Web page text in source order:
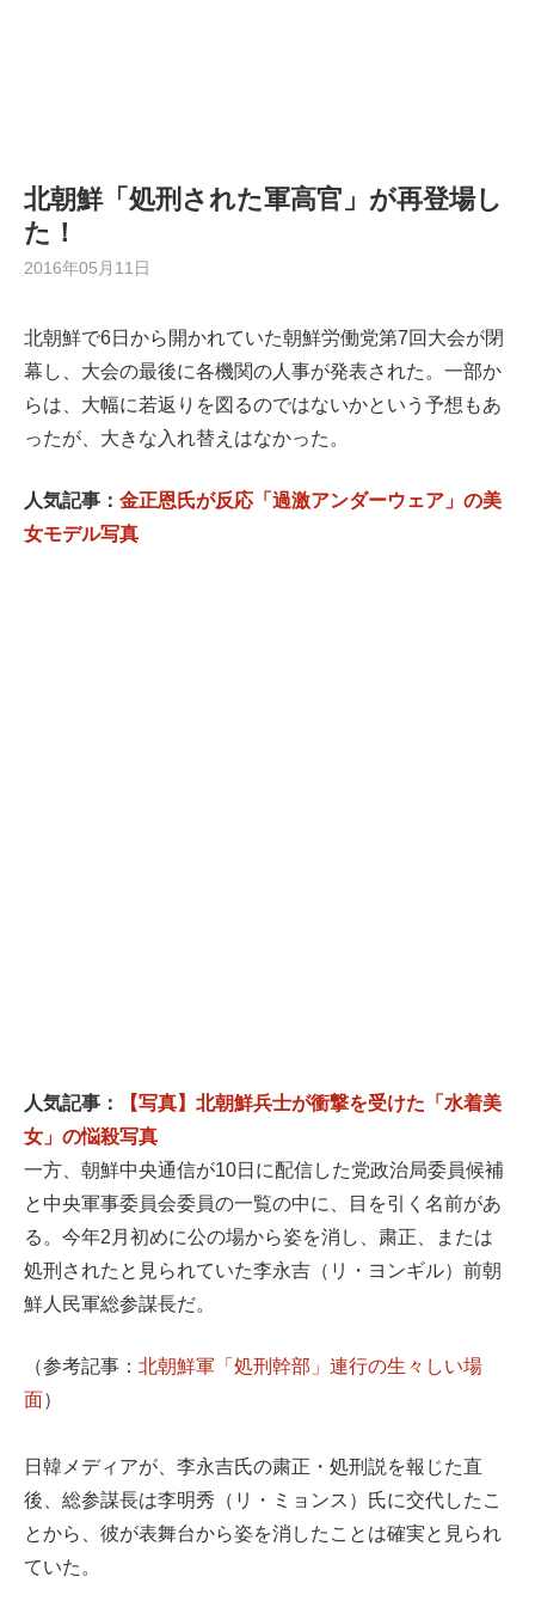
北朝鮮「処刑された軍高官」が再登場し
た！
2016年05月11日
北朝鮮で6日から開かれていた朝鮮労働党第7回大会が閉
幕し、大会の最後に各機関の人事が発表された。一部か
らは、大幅に若返りを図るのではないかという予想もあ
ったが、大きな入れ替えはなかった。
人気記事： 金正恩氏が反応「過激アンダーウェア」の美
女モデル写真
人気記事：
【写真】北朝鮮兵士が衝撃を受けた「水着美
女」の悩殺写真
一方、朝鮮中央通信が10日に配信した党政治局委員候補
と中央軍事委員会委員の一覧の中に、目を引く名前があ
る。今年2月初めに公の場から姿を消し、粛正、または
処刑されたと見られていた李永吉（リ・ヨンギル）前朝
鮮人民軍総参謀長だ。
（参考記事： 北朝鮮軍「処刑幹部」連行の生々しい場
面）
日韓メディアが、李永吉氏の粛正・処刑説を報じた直
後、総参謀長は李明秀（リ・ミョンス）氏に交代したこ
とから、彼が表舞台から姿を消したことは確実と見られ
ていた。